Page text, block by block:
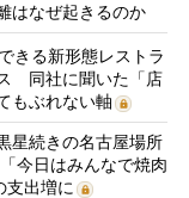
はなぜ起きるのか
きる新形態レストラ
同社に聞いた「店
もぶれない軸
星続きの名古屋場所
今日はみんなで焼肉
出増に